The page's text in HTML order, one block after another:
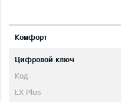
Комфорт
Цифровой ключ